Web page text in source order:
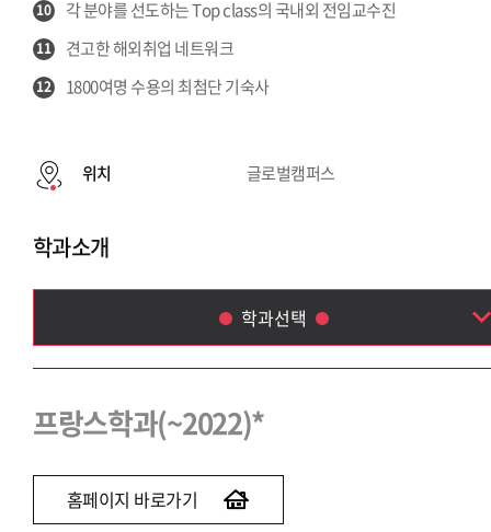
10 각 분야를 선도하는 Top class의 국내외 전임교수진
11 견고한 해외취업 네트워크
12 1800여명 수용의 최첨단 기숙사
위치 글로벌캠퍼스
학과소개
학과선택
프랑스학과(~2022)
인도학과(~2022)
프랑스학과(~2022)*
홈페이지 바로가기